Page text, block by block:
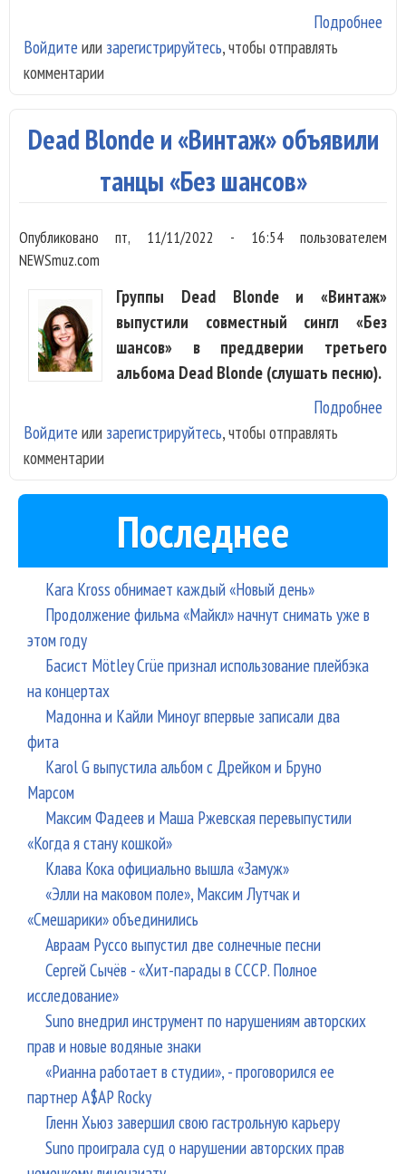
Подробнее
Войдите или зарегистрируйтесь, чтобы отправлять
комментарии
Dead Blonde и «Винтаж» объявили
танцы «Без шансов»
Опубликованопт, 11/11/2022 - 16:54пользователем
NEWSmuz.com
Группы Dead Blonde и «Винтаж»
выпустили совместный сингл «Без
шансов» в преддверии третьего
альбома Dead Blonde (слушать песню).
Подробнее
Войдите или зарегистрируйтесь, чтобы отправлять
комментарии
Последнее
Kara Kross обнимает каждый «Новый день»
Продолжение фильма «Майкл» начнут снимать уже в
этом году
Басист Mötley Crüe признал использование плейбэка
на концертах
Мадонна и Кайли Миноуг впервые записали два
фита
Karol G выпустила альбом с Дрейком и Бруно
Марсом
Максим Фадеев и Маша Ржевская перевыпустили
«Когда я стану кошкой»
Клава Кока официально вышла «Замуж»
«Элли на маковом поле», Максим Лутчак и
«Смешарики» объединились
Авраам Руссо выпустил две солнечные песни
Сергей Сычёв - «Хит-парады в СССР. Полное
исследование»
Suno внедрил инструмент по нарушениям авторских
прав и новые водяные знаки
«Рианна работает в студии», - проговорился ее
партнер A$AP Rocky
Гленн Хьюз завершил свою гастрольную карьеру
Suno проиграла суд о нарушении авторских прав